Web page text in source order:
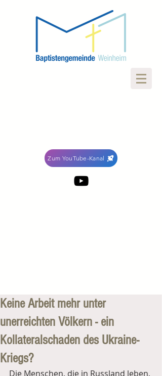
Zum YouTube-Kanal
Keine Arbeit mehr unter
unerreichten Völkern - ein
Kollateralschaden des Ukraine-
Kriegs?
Die Menschen, die in Russland leben,